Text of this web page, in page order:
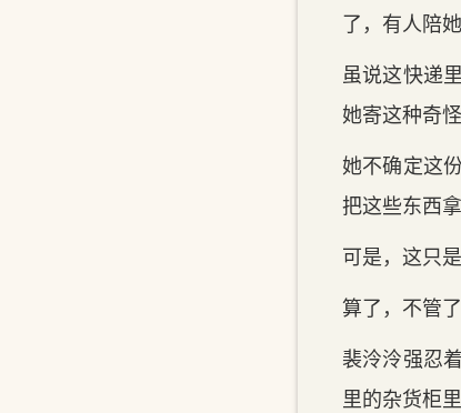
了，有人陪她
虽说这快递
她寄这种奇
她不确定这
把这些东西
可是，这只
算了，不管了
裴泠泠强忍
里的杂货柜